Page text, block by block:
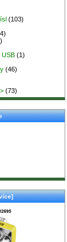
(103)
(1)
(46)
(73)